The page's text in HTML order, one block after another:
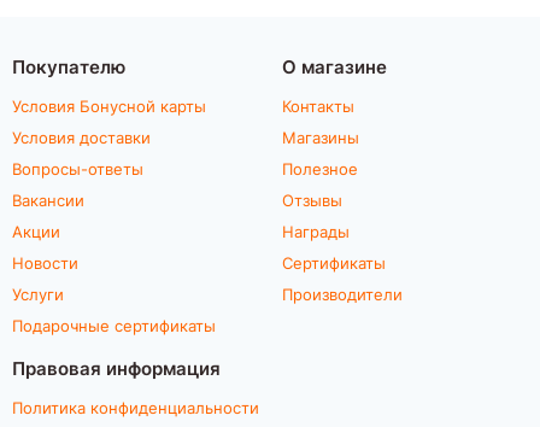
Покупателю
Условия Бонусной карты
Условия доставки
Вопросы-ответы
Вакансии
Акции
Новости
Услуги
Подарочные сертификаты
О магазине
Контакты
Магазины
Полезное
Отзывы
Награды
Сертификаты
Производители
Правовая информация
Политика конфиденциальности